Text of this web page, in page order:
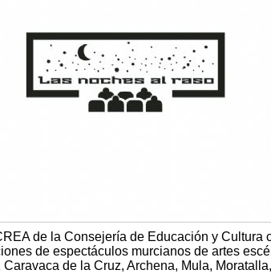
de la Consejería de Educación y Cultura
de espectáculos murcianos de artes
de la Cruz, Archena, Mula,